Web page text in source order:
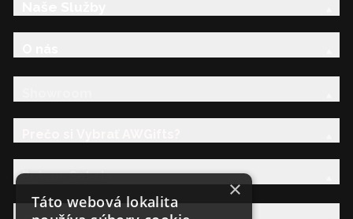
Právna Sekcia
×
Táto webová lokalita